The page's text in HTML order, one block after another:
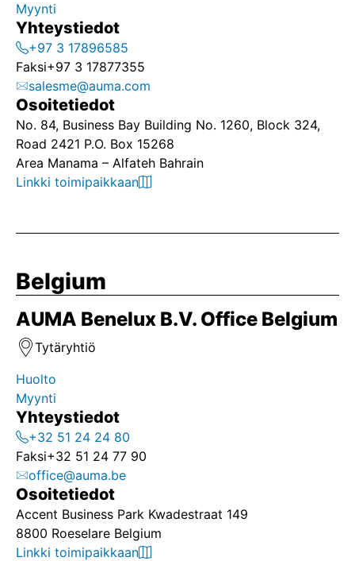
Myynti
Yhteystiedot
+97 3 17896585
Faksi+97 3 17877355
salesme@auma.com
Osoitetiedot
No. 84, Business Bay Building No. 1260, Block 324,
Road 2421 P.O. Box 15268
Area Manama – Alfateh Bahrain
Linkki toimipaikkaan
Belgium
AUMA Benelux B.V. Office Belgium
Tytäryhtiö
Huolto
Myynti
Yhteystiedot
+32 51 24 24 80
Faksi+32 51 24 77 90
office@auma.be
Osoitetiedot
Accent Business Park Kwadestraat 149
8800 Roeselare Belgium
Linkki toimipaikkaan